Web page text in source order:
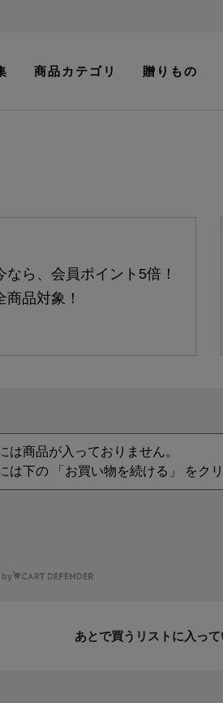
商品カテゴリ 贈りもの
なら、会員ポイント5倍！
商品対象！
は商品が入っておりません。
は下の 「お買い物を続ける」 をク
by
あとで買うリストに入っ